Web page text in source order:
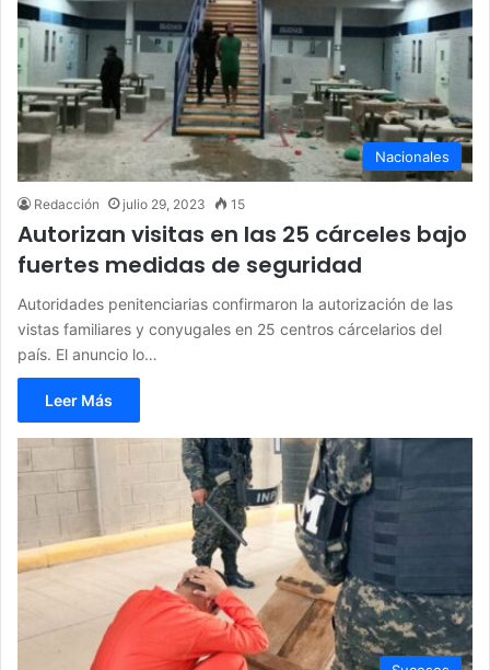
Nacionales
Redacción julio 29, 2023 15
Autorizan visitas en las 25 cárceles bajo
fuertes medidas de seguridad
Autoridades penitenciarias confirmaron la autorización de las
vistas familiares y conyugales en 25 centros cárcelarios del
país. El anuncio lo…
Leer Más